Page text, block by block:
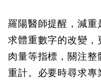
羅陽醫師提醒，減
求體重數字的改變
肉量等指標，關注
重計。必要時尋求